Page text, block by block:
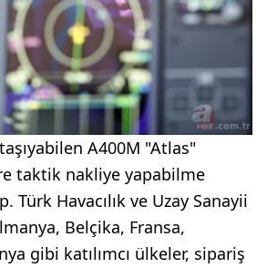
A400M "Atlas"
taktik nakliye yapabilme
Türk Havacılık ve Uzay Sanayii
Belçika, Fransa,
gibi katılımcı ülkeler, sipariş